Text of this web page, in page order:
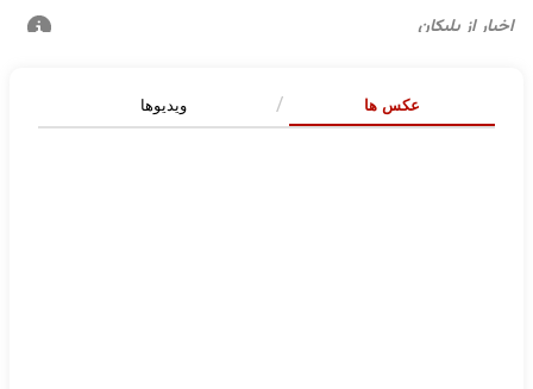
عکس ها ویدیوها